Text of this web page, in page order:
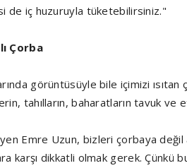
de iç huzuruyla tüketebilirsiniz."
Çorba
görüntüsüyle bile içimizi
tahılların, baharatların tavuk ve
Emre Uzun, bizleri çorbaya değil
karşı dikkatli olmak gerek.